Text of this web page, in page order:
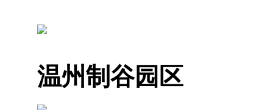
温州制谷园区